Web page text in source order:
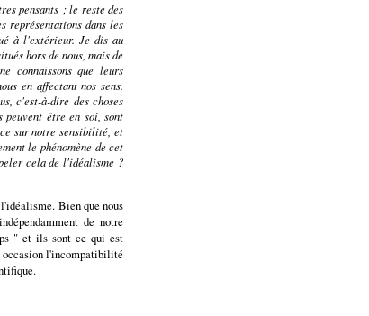
pensants ; le reste des
représentations dans les
à l'extérieur. Je dis au
hors de nous, mais de
connaissons que leurs
en affectant nos sens.
c'est-à-dire des choses
peuvent être en soi, sont
sur notre sensibilité, et
le phénomène de cet
cela de l'idéalisme ?
Bien que nous
de notre
" et ils sont ce qui est
occasion l'incompatibilité